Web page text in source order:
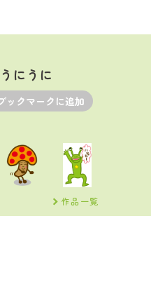
にうに
ックマークに追加
作品一覧